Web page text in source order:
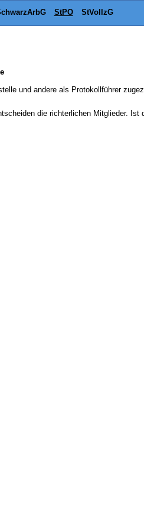
StPO StVollzG
und andere als Protokollführer
die richterlichen Mitglieder. Ist